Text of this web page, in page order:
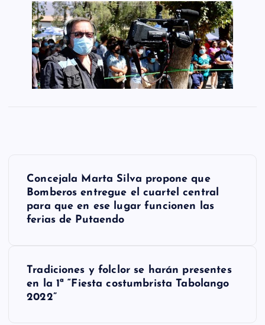
Concejala Marta Silva propone que
Bomberos entregue el cuartel central
para que en ese lugar funcionen las
ferias de Putaendo
Tradiciones y folclor se harán presentes
en la 1ª “Fiesta costumbrista Tabolango
2022”